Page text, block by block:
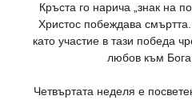
Кръста го нарича „знак на
Христос побеждава
като участие в тази победа
любов към
Четвъртата неделя е